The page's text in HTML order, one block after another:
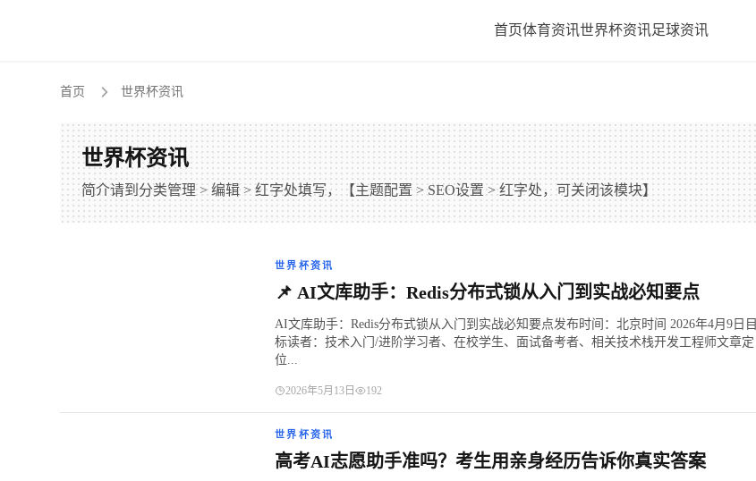
首页体育资讯世界杯资讯足球资讯
首页 世界杯资讯
世界杯资讯
简介请到分类管理 > 编辑 > 红字处填写，【主题配置 > SEO设置 > 红字处，可关闭该模块】
世界杯资讯
📌 ​AI文库助手：Redis分布式锁从入门到实战必知要点
AI文库助手：Redis分布式锁从入门到实战必知要点发布时间：北京时间 2026年4月9日目
标读者：技术入门/进阶学习者、在校学生、面试备考者、相关技术栈开发工程师文章定
位...
2026年5月13日 192
世界杯资讯
高考AI志愿助手准吗？考生用亲身经历告诉你真实答案